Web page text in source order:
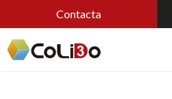
Contacta